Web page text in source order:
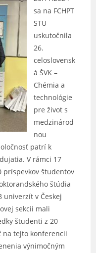
sa na FCHPT
STU
uskutočnila
26.
celoslovensk
á ŠVK –
Chémia a
technológie
pre život s
medzinárod
nou
patrí k
V rámci 17
príspevkov študentov
štúdia
univerzít v Českej
sekcii mali
študenti z 20
na tejto konferencii
výnimočným